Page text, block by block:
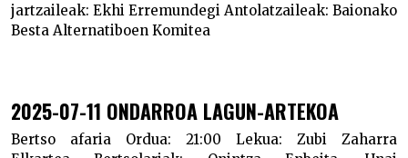
jartzaileak: Ekhi Erremundegi Antolatzaileak: Baionako
Besta Alternatiboen Komitea
2025-07-11 ONDARROA LAGUN-ARTEKOA
Bertso afaria Ordua: 21:00 Lekua: Zubi Zaharra